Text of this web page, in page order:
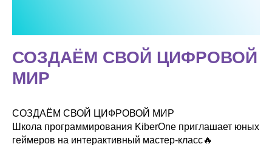
СОЗДАЁМ СВОЙ ЦИФРОВОЙ
МИР
СОЗДАЁМ СВОЙ ЦИФРОВОЙ МИР
Школа программирования KiberOne приглашает юных
геймеров на интерактивный мастер‑класс🔥